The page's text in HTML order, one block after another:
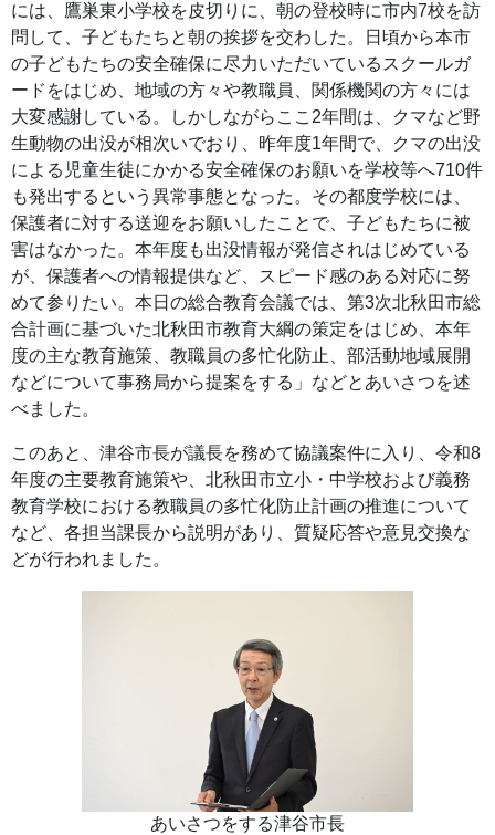
には、鷹巣東小学校を皮切りに、朝の登校時に市内7校を訪
問して、子どもたちと朝の挨拶を交わした。日頃から本市
の子どもたちの安全確保に尽力いただいているスクールガ
ードをはじめ、地域の方々や教職員、関係機関の方々には
大変感謝している。しかしながらここ2年間は、クマなど野
生動物の出没が相次いでおり、昨年度1年間で、クマの出没
による児童生徒にかかる安全確保のお願いを学校等へ710件
も発出するという異常事態となった。その都度学校には、
保護者に対する送迎をお願いしたことで、子どもたちに被
害はなかった。本年度も出没情報が発信されはじめている
が、保護者への情報提供など、スピード感のある対応に努
めて参りたい。本日の総合教育会議では、第3次北秋田市総
合計画に基づいた北秋田市教育大綱の策定をはじめ、本年
度の主な教育施策、教職員の多忙化防止、部活動地域展開
などについて事務局から提案をする」などとあいさつを述
べました。
このあと、津谷市長が議長を務めて協議案件に入り、令和8
年度の主要教育施策や、北秋田市立小・中学校および義務
教育学校における教職員の多忙化防止計画の推進について
など、各担当課長から説明があり、質疑応答や意見交換な
どが行われました。
あいさつをする津谷市長